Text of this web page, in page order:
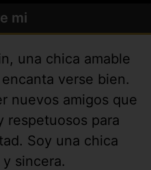
mi
una chica amable
verse bien.
nuevos amigos que
respetuosos para
Soy una chica
sincera.